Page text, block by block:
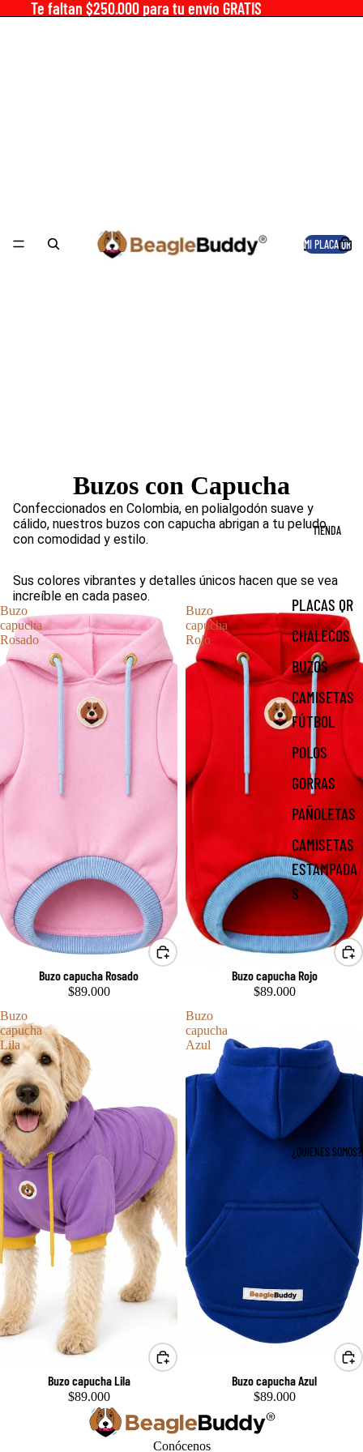
Te faltan $250.000 para tu envío GRATIS
MI PLACA QR
TIENDA
PLACAS QR
CHALECOS
BUZOS
CAMISETAS
FÚTBOL
POLOS
GORRAS
PAÑOLETAS
CAMISETAS
ESTAMPADA
S
¿QUIÉNES SOMOS?
Buzos con Capucha
Confeccionados en Colombia, en polialgodón suave y
cálido, nuestros buzos con capucha abrigan a tu peludo
con comodidad y estilo.
Sus colores vibrantes y detalles únicos hacen que se vea
increíble en cada paseo.
Buzo
capucha
Rosado
Buzo capucha Rosado
$89.000
Buzo
capucha
Rojo
Buzo capucha Rojo
$89.000
Buzo
capucha
Lila
Buzo capucha Lila
$89.000
Buzo
capucha
Azul
Buzo capucha Azul
$89.000
Conócenos